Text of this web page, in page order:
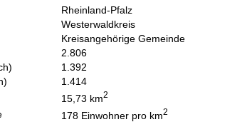
Rheinland-Pfalz
Westerwaldkreis
Kreisangehörige Gemeinde
2.806
1.392
1.414
15,73 km2
178 Einwohner pro km2